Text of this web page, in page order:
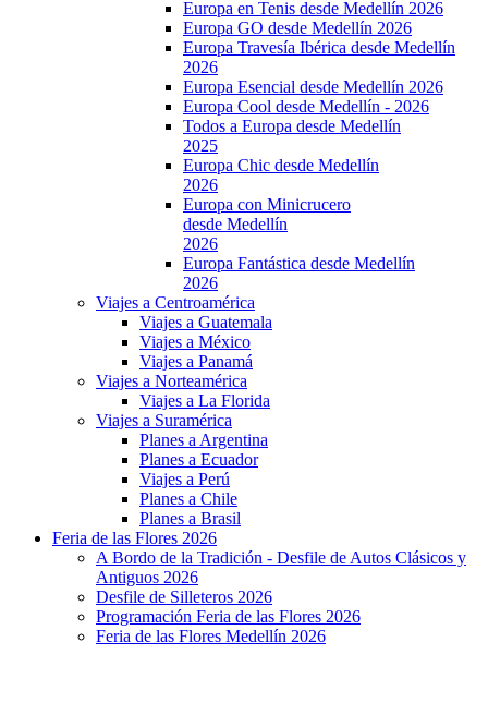
Europa en Tenis desde Medellín 2026
Europa GO desde Medellín 2026
Europa Travesía Ibérica desde Medellín
2026
Europa Esencial desde Medellín 2026
Europa Cool desde Medellín - 2026
Todos a Europa desde Medellín
2025
Europa Chic desde Medellín
2026
Europa con Minicrucero
desde Medellín
2026
Europa Fantástica desde Medellín
2026
Viajes a Centroamérica
Viajes a Guatemala
Viajes a México
Viajes a Panamá
Viajes a Norteamérica
Viajes a La Florida
Viajes a Suramérica
Planes a Argentina
Planes a Ecuador
Viajes a Perú
Planes a Chile
Planes a Brasil
Feria de las Flores 2026
A Bordo de la Tradición - Desfile de Autos Clásicos y
Antiguos 2026
Desfile de Silleteros 2026
Programación Feria de las Flores 2026
Feria de las Flores Medellín 2026